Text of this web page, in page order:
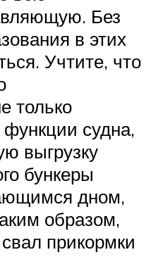
Без
в этих
Учтите, что
только
судна,
выгрузку
бункеры
дном,
образом,
прикормки